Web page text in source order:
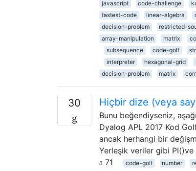
javascript
code-challenge
fastest-code
linear-algebra
decision-problem
restricted-
array-manipulation
matrix
subsequence
code-golf
interpreter
hexagonal-grid
decision-problem
matrix
30 Hiçbir dize (veya
Bunu beğendiyseniz,
Dyalog APL 2017 Kod
ancak herhangi bir
Yerleşik veriler gibi
71
code-golf number